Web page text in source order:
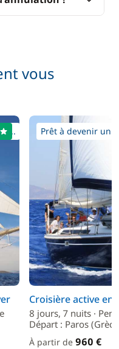
plus d'informations.
vous
Prêt à devenir un
Croisière active en
8 jours, 7 nuits ·
Départ : Paros
À partir de 960 €